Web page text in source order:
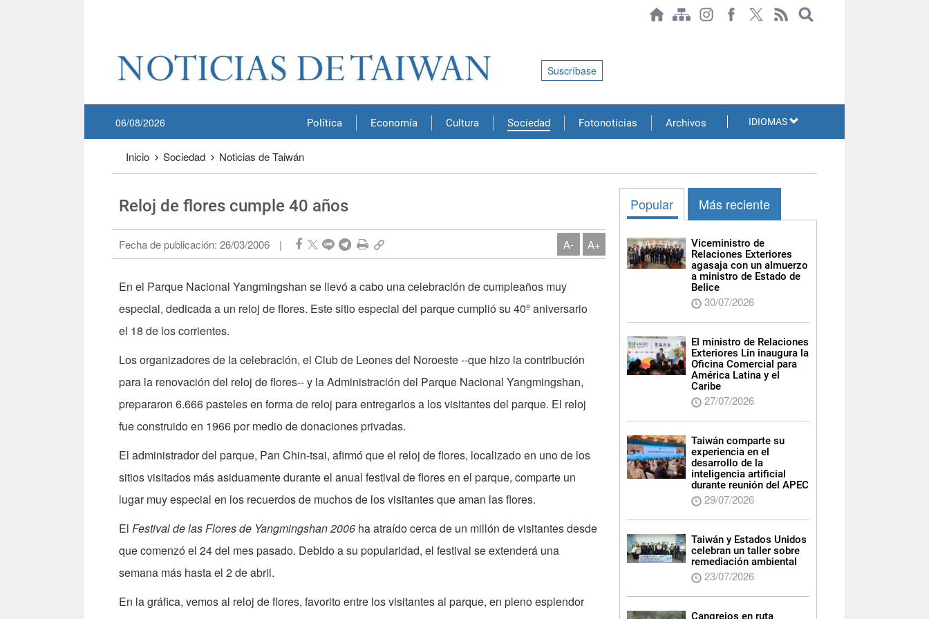
Política Economía Cultura Sociedad Fotonoticias Archivos
06/08/2026
Suscríbase
IDIOMAS
Inicio Sociedad Noticias de Taiwán
Reloj de flores cumple 40 años
Fecha de publicación: 26/03/2006 | A- A+
En el Parque Nacional Yangmingshan se llevó a cabo una celebración de cumpleaños muy
especial, dedicada a un reloj de flores. Este sitio especial del parque cumplió su 40º aniversario
el 18 de los corrientes.
Los organizadores de la celebración, el Club de Leones del Noroeste --que hizo la contribución
para la renovación del reloj de flores-- y la Administración del Parque Nacional Yangmingshan,
prepararon 6.666 pasteles en forma de reloj para entregarlos a los visitantes del parque. El reloj
fue construido en 1966 por medio de donaciones privadas.
El administrador del parque, Pan Chin-tsai, afirmó que el reloj de flores, localizado en uno de los
sitios visitados más asiduamente durante el anual festival de flores en el parque, comparte un
lugar muy especial en los recuerdos de muchos de los visitantes que aman las flores.
El Festival de las Flores de Yangmingshan 2006 ha atraído cerca de un millón de visitantes desde
que comenzó el 24 del mes pasado. Debido a su popularidad, el festival se extenderá una
semana más hasta el 2 de abril.
En la gráfica, vemos al reloj de flores, favorito entre los visitantes al parque, en pleno esplendor
Popular Más reciente
Viceministro de
Relaciones Exteriores
agasaja con un almuerzo
a ministro de Estado de
Belice
30/07/2026
El ministro de Relaciones
Exteriores Lin inaugura la
Oficina Comercial para
América Latina y el
Caribe
27/07/2026
Taiwán comparte su
experiencia en el
desarrollo de la
inteligencia artificial
durante reunión del APEC
29/07/2026
Taiwán y Estados Unidos
celebran un taller sobre
remediación ambiental
23/07/2026
Cangrejos en ruta